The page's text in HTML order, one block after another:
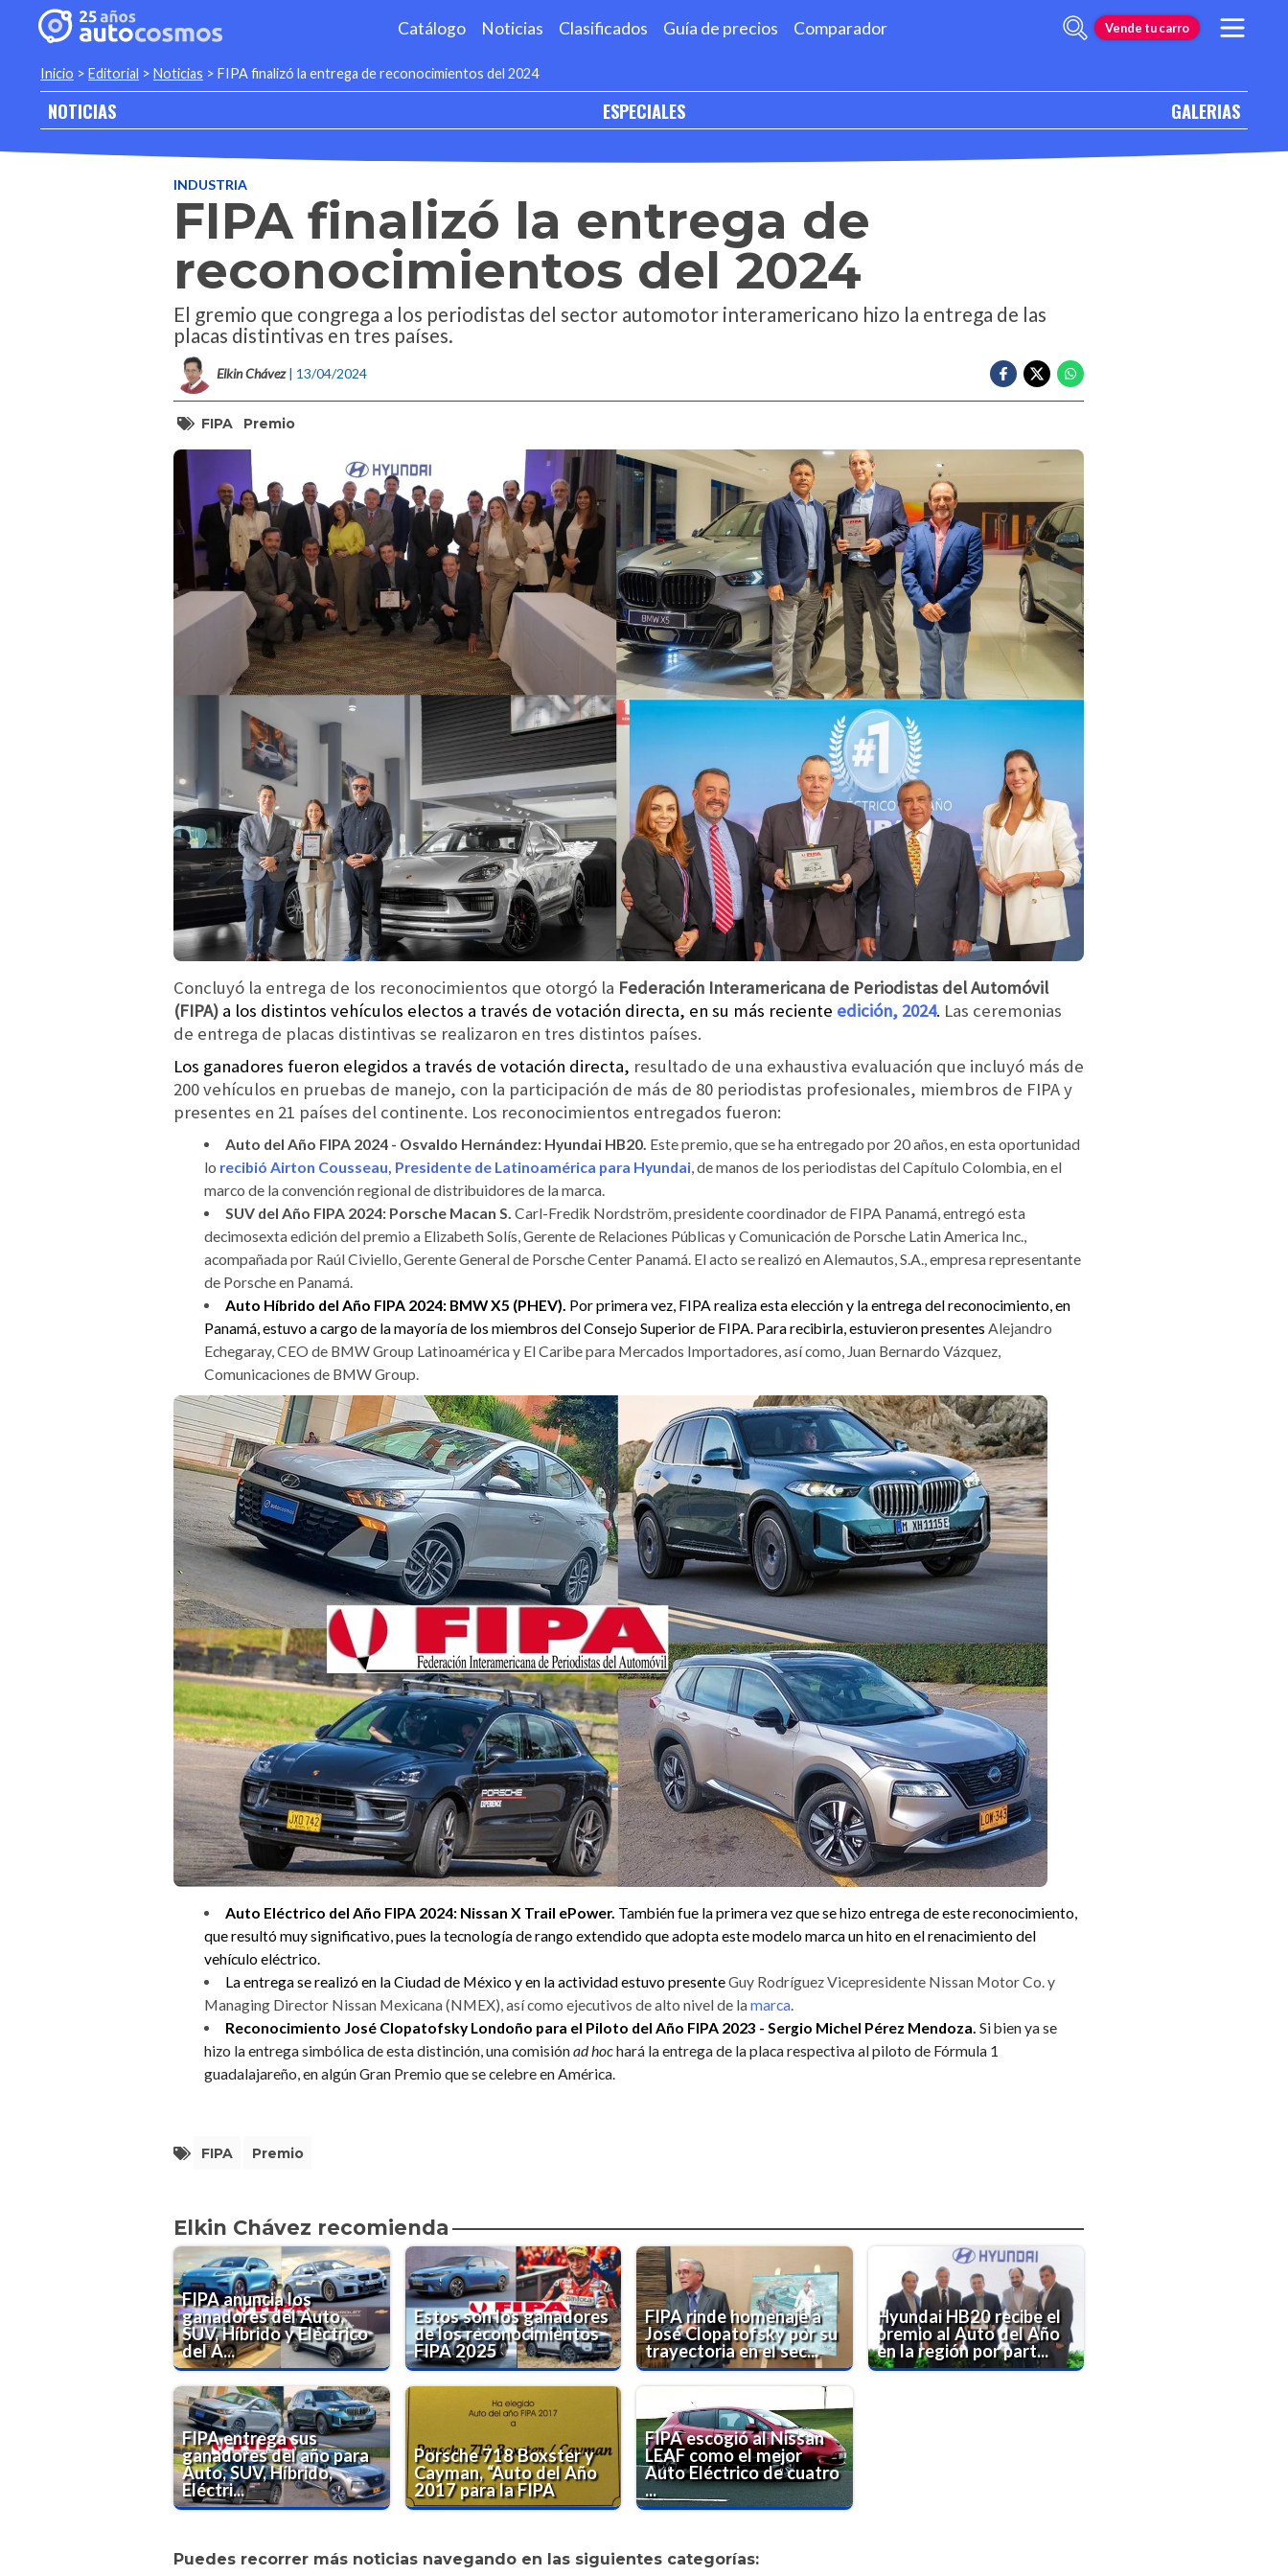
Catálogo Noticias Clasificados Guía de precios Comparador Vende tu carro
Inicio > Editorial > Noticias > FIPA finalizó la entrega de reconocimientos del 2024
NOTICIAS ESPECIALES GALERIAS
INDUSTRIA
FIPA finalizó la entrega de
reconocimientos del 2024
El gremio que congrega a los periodistas del sector automotor interamericano hizo la entrega de las
placas distintivas en tres países.
Elkin Chávez | 13/04/2024
FIPA Premio
Concluyó la entrega de los reconocimientos que otorgó la Federación Interamericana de Periodistas del Automóvil
(FIPA) a los distintos vehículos electos a través de votación directa, en su más reciente edición, 2024. Las ceremonias
de entrega de placas distintivas se realizaron en tres distintos países.
Los ganadores fueron elegidos a través de votación directa, resultado de una exhaustiva evaluación que incluyó más de
200 vehículos en pruebas de manejo, con la participación de más de 80 periodistas profesionales, miembros de FIPA y
presentes en 21 países del continente. Los reconocimientos entregados fueron:
Auto del Año FIPA 2024 - Osvaldo Hernández: Hyundai HB20. Este premio, que se ha entregado por 20 años, en esta oportunidad
lo recibió Airton Cousseau, Presidente de Latinoamérica para Hyundai, de manos de los periodistas del Capítulo Colombia, en el
marco de la convención regional de distribuidores de la marca.
SUV del Año FIPA 2024: Porsche Macan S. Carl-Fredik Nordström, presidente coordinador de FIPA Panamá, entregó esta
decimosexta edición del premio a Elizabeth Solís, Gerente de Relaciones Públicas y Comunicación de Porsche Latin America Inc.,
acompañada por Raúl Civiello, Gerente General de Porsche Center Panamá. El acto se realizó en Alemautos, S.A., empresa representante
de Porsche en Panamá.
Auto Híbrido del Año FIPA 2024: BMW X5 (PHEV). Por primera vez, FIPA realiza esta elección y la entrega del reconocimiento, en
Panamá, estuvo a cargo de la mayoría de los miembros del Consejo Superior de FIPA. Para recibirla, estuvieron presentes Alejandro
Echegaray, CEO de BMW Group Latinoamérica y El Caribe para Mercados Importadores, así como, Juan Bernardo Vázquez,
Comunicaciones de BMW Group.
Auto Eléctrico del Año FIPA 2024: Nissan X Trail ePower. También fue la primera vez que se hizo entrega de este reconocimiento,
que resultó muy significativo, pues la tecnología de rango extendido que adopta este modelo marca un hito en el renacimiento del
vehículo eléctrico.
La entrega se realizó en la Ciudad de México y en la actividad estuvo presenteGuy Rodríguez Vicepresidente Nissan Motor Co. y
Managing Director Nissan Mexicana (NMEX), así como ejecutivos de alto nivel de la marca.
Reconocimiento José Clopatofsky Londoño para el Piloto del Año FIPA 2023 - Sergio Michel Pérez Mendoza. Si bien ya se
hizo la entrega simbólica de esta distinción, una comisiónad hochará la entrega de la placa respectiva al piloto de Fórmula 1
guadalajareño, en algún Gran Premio que se celebre en América.
FIPA Premio
Elkin Chávez recomienda
FIPA anuncia los
ganadores del Auto,
SUV, Híbrido y Eléctrico
del A...
Estos son los ganadores
de los reconocimientos
FIPA 2025
FIPA rinde homenaje a
José Clopatofsky por su
trayectoria en el sec...
Hyundai HB20 recibe el
premio al Auto del Año
en la región por part...
FIPA entrega sus
ganadores del año para
Auto, SUV, Híbrido,
Eléctri...
Porsche 718 Boxster y
Cayman, “Auto del Año
2017 para la FIPA
FIPA escogió al Nissan
LEAF como el mejor
Auto Eléctrico de cuatro
...
Puedes recorrer más noticias navegando en las siguientes categorías: